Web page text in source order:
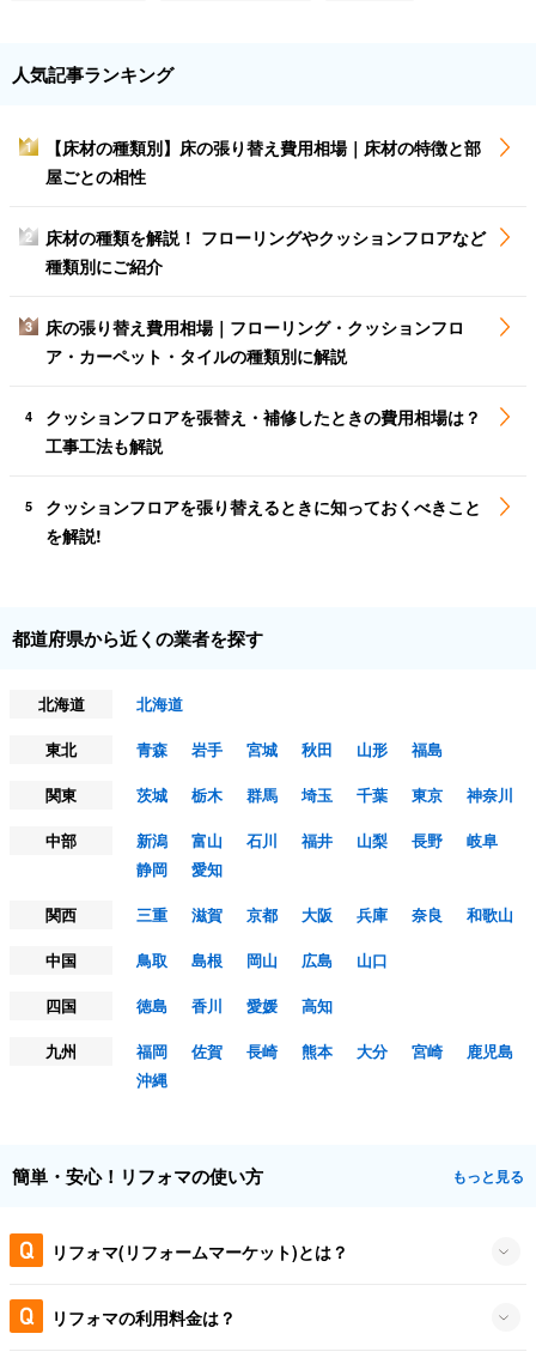
人気記事ランキング
1
【床材の種類別】床の張り替え費用相場｜床材の特徴と部
屋ごとの相性
2
床材の種類を解説！ フローリングやクッションフロアなど
種類別にご紹介
3
床の張り替え費用相場｜フローリング・クッションフロ
ア・カーペット・タイルの種類別に解説
4
クッションフロアを張替え・補修したときの費用相場は？
工事工法も解説
5
クッションフロアを張り替えるときに知っておくべきこと
を解説!
都道府県から近くの業者を探す
北海道
北海道
東北
青森 岩手 宮城 秋田 山形
福島
関東
茨城 栃木 群馬 埼玉 千葉 東京
神奈川
中部
新潟 富山 石川 福井 山梨 長野
岐阜
静岡
愛知
関西
三重 滋賀 京都 大阪 兵庫 奈良
和歌山
中国
鳥取 島根 岡山 広島
山口
四国
徳島 香川 愛媛
高知
九州
福岡 佐賀 長崎 熊本 大分 宮崎
鹿児島
沖縄
簡単・安心！リフォマの使い方 もっと見る
リフォマ(リフォームマーケット)とは？
リフォマの利用料金は？